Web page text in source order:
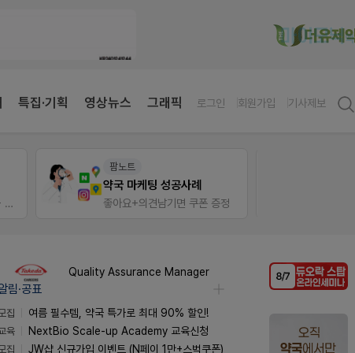
특집·기획 영상뉴스 그래픽 로그인 회원가입 기사제보
가입 시 네이버 1만포인트 + 스벅쿠폰
팜노트
약국 마케팅 성공사례
좋아요+의견남기면 쿠폰 증정
Quality Assurance Manager
림·공표
집
여름 필수템, 약국 특가로 최대 90% 할인!
육
NextBio Scale-up Academy 교육신청
집
JW샵 신규가입 이벤트 (N페이 1만+스벅쿠폰)